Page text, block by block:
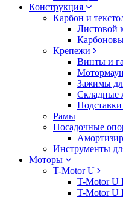
Конструкция
Карбон и
Листовой
Крепежи
Винты и
Зажимы
Складные
Рамы
Посадочные
Инструменты
Моторы
T-Motor U
T-Motor U
T-Motor U